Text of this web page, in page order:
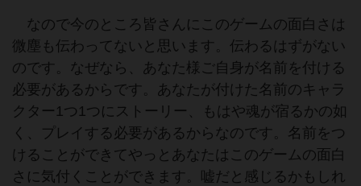
なので今のところ皆さんにこのゲームの面白さは
微塵も伝わってないと思います。伝わるはずがない
のです。なぜなら、あなた様ご自身が名前を付ける
必要があるからです。あなたが付けた名前のキャラ
クター1つ1つにストーリー、もはや魂が宿るかの如
く、プレイする必要があるからなのです。名前をつ
けることができてやっとあなたはこのゲームの面白
さに気付くことができます。嘘だと感じるかもしれ